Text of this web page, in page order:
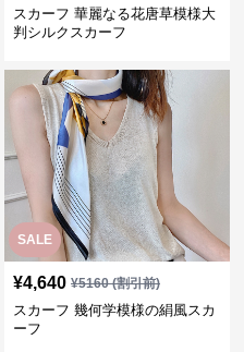
スカーフ 華麗なる花唐草模様大
判シルクスカーフ
SALE
¥4,640 ¥5160(割引前)
スカーフ 幾何学模様の絹風スカ
ーフ